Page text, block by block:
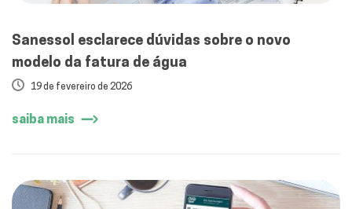
Sanessol esclarece dúvidas sobre o novo
modelo da fatura de água
19 de fevereiro de 2026
saiba mais